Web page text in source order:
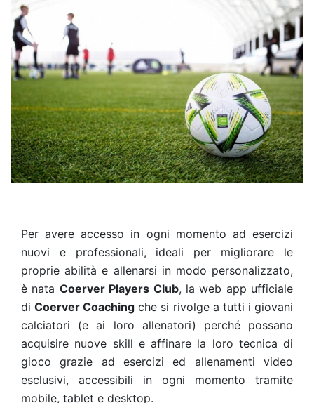
Per avere accesso in ogni momento ad esercizi
nuovi e professionali, ideali per migliorare le
proprie abilità e allenarsi in modo personalizzato,
è nata Coerver Players Club, la web app ufficiale
diCoerver Coaching che si rivolge a tutti i giovani
calciatori (e ai loro allenatori) perché possano
acquisire nuove skill e affinare la loro tecnica di
gioco grazie ad esercizi ed allenamenti video
esclusivi, accessibili in ogni momento tramite
mobile, tablet e desktop.